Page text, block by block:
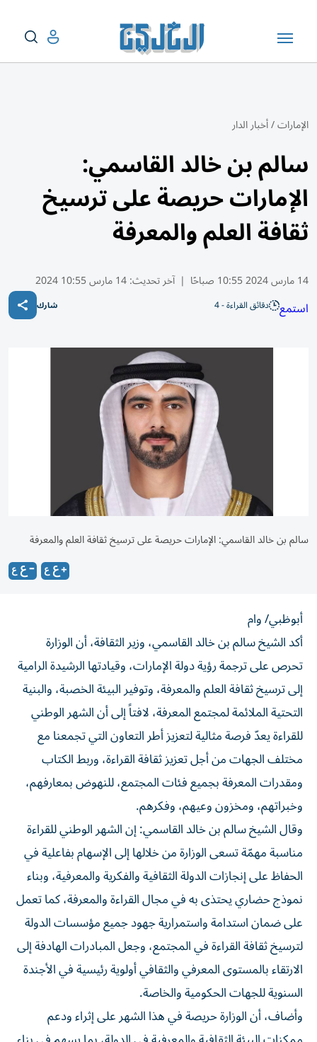
الإمارات/أخبار الدار
سالم بن خالد القاسمي:
الإمارات حريصة على ترسيخ
ثقافة العلم والمعرفة
14 مارس 2024 10:55 صباحًا | آخر تحديث:14 مارس 10:55 2024
استمع دقائق القراءة - 4 شارك
سالم بن خالد القاسمي: الإمارات حريصة على ترسيخ ثقافة العلم والمعرفة
أبوظبي/ وام
أكد الشيخ سالم بن خالد القاسمي، وزير الثقافة، أن الوزارة
تحرص على ترجمة رؤية دولة الإمارات، وقيادتها الرشيدة الرامية
إلى ترسيخ ثقافة العلم والمعرفة، وتوفير البيئة الخصبة، والبنية
التحتية الملائمة لمجتمع المعرفة، لافتاً إلى أن الشهر الوطني
للقراءة يعدّ فرصة مثالية لتعزيز أطر التعاون التي تجمعنا مع
مختلف الجهات من أجل تعزيز ثقافة القراءة، وربط الكتاب
ومقدرات المعرفة بجميع فئات المجتمع، للنهوض بمعارفهم،
وخبراتهم، ومخزون وعيهم، وفكرهم.
وقال الشيخ سالم بن خالد القاسمي: إن الشهر الوطني للقراءة
مناسبة مهمّة تسعى الوزارة من خلالها إلى الإسهام بفاعلية في
الحفاظ على إنجازات الدولة الثقافية والفكرية والمعرفية، وبناء
نموذج حضاري يحتذى به في مجال القراءة والمعرفة، كما تعمل
على ضمان استدامة واستمرارية جهود جميع مؤسسات الدولة
لترسيخ ثقافة القراءة في المجتمع، وجعل المبادرات الهادفة إلى
الارتقاء بالمستوى المعرفي والثقافي أولوية رئيسية في الأجندة
السنوية للجهات الحكومية والخاصة.
وأضاف، أن الوزارة حريصة في هذا الشهر على إثراء ودعم